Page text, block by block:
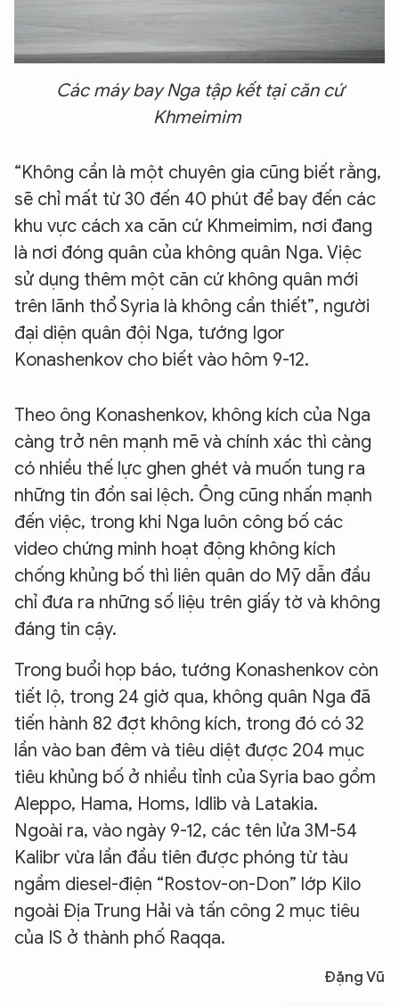
Các máy bay Nga tập kết tại căn cứ
Khmeimim
“Không cần là một chuyên gia cũng biết rằng,
sẽ chỉ mất từ 30 đến 40 phút để bay đến các
khu vực cách xa căn cứ Khmeimim, nơi đang
là nơi đóng quân của không quân Nga. Việc
sử dụng thêm một căn cứ không quân mới
trên lãnh thổ Syria là không cần thiết”, người
đại diện quân đội Nga, tướng Igor
Konashenkov cho biết vào hôm 9-12.
Theo ông Konashenkov, không kích của Nga
càng trở nên mạnh mẽ và chính xác thì càng
có nhiều thế lực ghen ghét và muốn tung ra
những tin đồn sai lệch. Ông cũng nhấn mạnh
đến việc, trong khi Nga luôn công bố các
video chứng minh hoạt động không kích
chống khủng bố thì liên quân do Mỹ dẫn đầu
chỉ đưa ra những số liệu trên giấy tờ và không
đáng tin cậy.
Trong buổi họp báo, tướng Konashenkov còn
tiết lộ, trong 24 giờ qua, không quân Nga đã
tiến hành 82 đợt không kích, trong đó có 32
lần vào ban đêm và tiêu diệt được 204 mục
tiêu khủng bố ở nhiều tỉnh của Syria bao gồm
Aleppo, Hama, Homs, Idlib và Latakia.
Ngoài ra, vào ngày 9-12, các tên lửa 3M-54
Kalibr vừa lần đầu tiên được phóng từ tàu
ngầm diesel-điện “Rostov-on-Don” lớp Kilo
ngoài Địa Trung Hải và tấn công 2 mục tiêu
của IS ở thành phố Raqqa.
Đặng Vũ